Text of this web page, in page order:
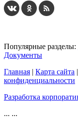
Популярные разделы:
Документы
Главная | Карта сайта |
конфиденциальности
Разработка
... ...